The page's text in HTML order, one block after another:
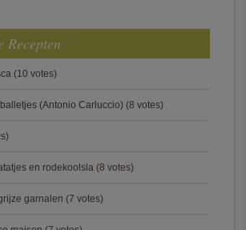
Recepten
(10 votes)
(Antonio Carluccio) (8 votes)
en rodekoolsla (8 votes)
garnalen (7 votes)